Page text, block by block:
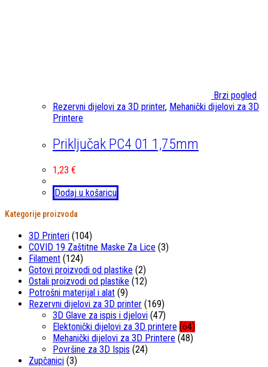
Brzi pogled
Rezervni dijelovi za 3D printer, Mehanički dijelovi za 3D
Printere
Priključak PC4 01 1,75mm
1,23 €
Dodaj u košaricu
Kategorije proizvoda
3D Printeri (104)
COVID 19 Zaštitne Maske Za Lice (3)
Filament (124)
Gotovi proizvodi od plastike (2)
Ostali proizvodi od plastike (12)
Potrošni materijal i alat (9)
Rezervni dijelovi za 3D printer (169)
3D Glave za ispis i djelovi (47)
Elektonički dijelovi za 3D printere (64)
Mehanički dijelovi za 3D Printere (48)
Površine za 3D Ispis (24)
Zupčanici (3)